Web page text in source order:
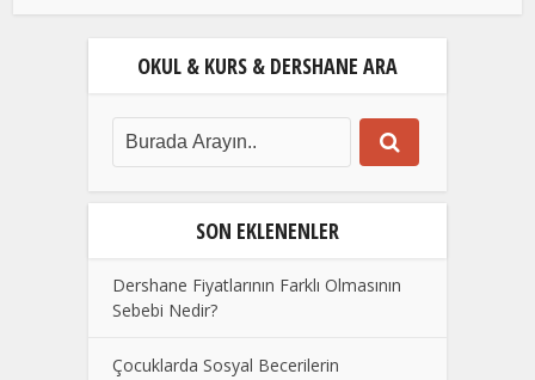
OKUL & KURS & DERSHANE ARA
SON EKLENENLER
Dershane Fiyatlarının Farklı Olmasının
Sebebi Nedir?
Çocuklarda Sosyal Becerilerin